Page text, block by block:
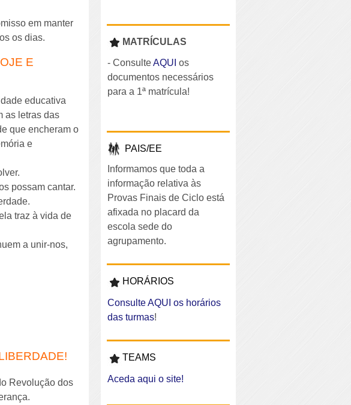
em manter
os dias.
E
educativa
as letras das
que encheram o
e
possam cantar.
traz à vida de
a unir-nos,
Revolução dos
MATRÍCULAS
- ConsulteAQUI os
documentos necessários
para a 1ª matrícula!
PAIS/EE
Informamos que toda a
informação relativa às
Provas Finais de Ciclo está
afixada no placard da
escola sede do
agrupamento.
HORÁRIOS
Consulte AQUI os horários
das turmas!
TEAMS
Aceda aqui o site!